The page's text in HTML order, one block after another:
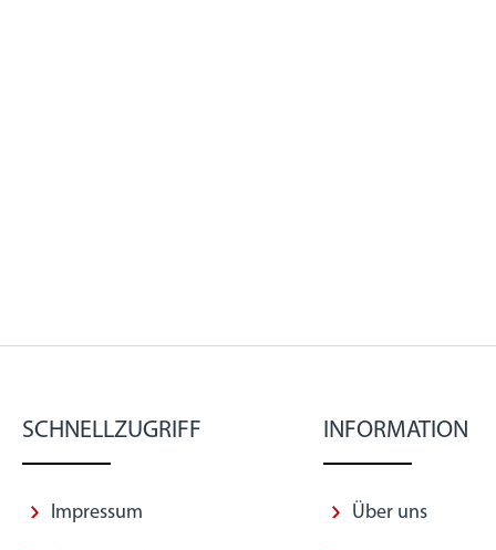
SCHNELLZUGRIFF
Impressum
INFORMATION
Über uns